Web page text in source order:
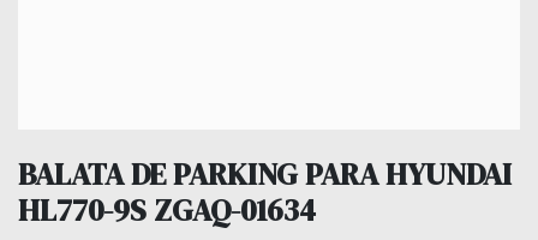
BALATA DE PARKING PARA HYUNDAI
HL770-9S ZGAQ-01634